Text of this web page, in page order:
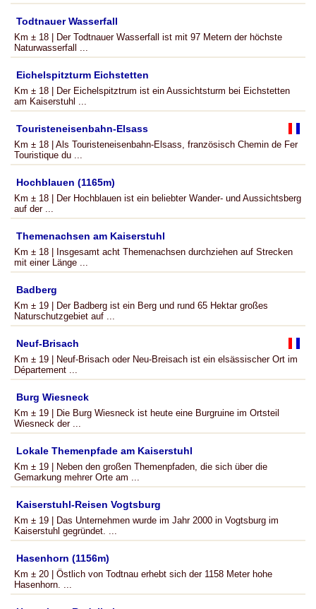
Todtnauer Wasserfall
Km ± 18 | Der Todtnauer Wasserfall ist mit 97 Metern der höchste
Naturwasserfall ...
Eichelspitzturm Eichstetten
Km ± 18 | Der Eichelspitztrum ist ein Aussichtsturm bei Eichstetten
am Kaiserstuhl ...
Touristeneisenbahn-Elsass
Km ± 18 | Als Touristeneisenbahn-Elsass, französisch Chemin de Fer
Touristique du ...
Hochblauen (1165m)
Km ± 18 | Der Hochblauen ist ein beliebter Wander- und Aussichtsberg
auf der ...
Themenachsen am Kaiserstuhl
Km ± 18 | Insgesamt acht Themenachsen durchziehen auf Strecken
mit einer Länge ...
Badberg
Km ± 19 | Der Badberg ist ein Berg und rund 65 Hektar großes
Naturschutzgebiet auf ...
Neuf-Brisach
Km ± 19 | Neuf-Brisach oder Neu-Breisach ist ein elsässischer Ort im
Département ...
Burg Wiesneck
Km ± 19 | Die Burg Wiesneck ist heute eine Burgruine im Ortsteil
Wiesneck der ...
Lokale Themenpfade am Kaiserstuhl
Km ± 19 | Neben den großen Themenpfaden, die sich über die
Gemarkung mehrer Orte am ...
Kaiserstuhl-Reisen Vogtsburg
Km ± 19 | Das Unternehmen wurde im Jahr 2000 in Vogtsburg im
Kaiserstuhl gegründet. ...
Hasenhorn (1156m)
Km ± 20 | Östlich von Todtnau erhebt sich der 1158 Meter hohe
Hasenhorn. ...